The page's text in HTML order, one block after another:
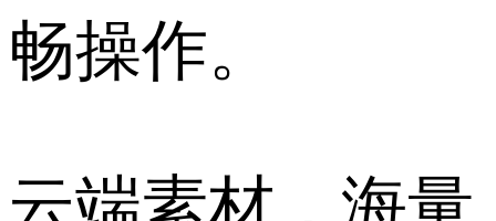
畅操作。